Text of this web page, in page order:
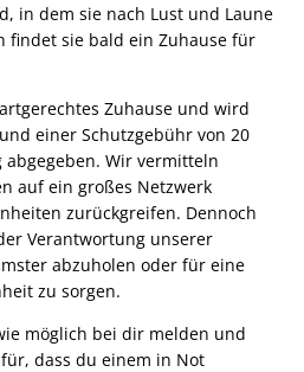
in dem sie nach Lust und Laune
findet sie bald ein Zuhause für
Zuhause und wird
einer Schutzgebühr von 20
Wir vermitteln
auf ein großes Netzwerk
zurückgreifen. Dennoch
Verantwortung unserer
abzuholen oder für eine
zu sorgen.
möglich bei dir melden und
dass du einem in Not